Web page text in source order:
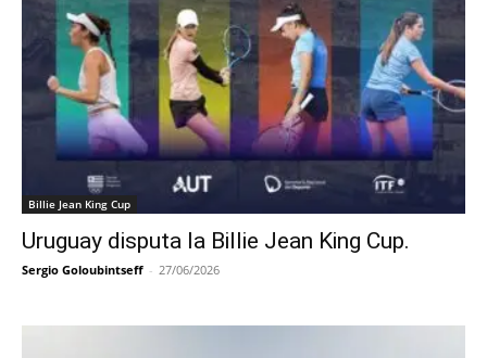
Billie Jean King Cup
Uruguay disputa la Billie Jean King Cup.
Sergio Goloubintseff - 27/06/2026